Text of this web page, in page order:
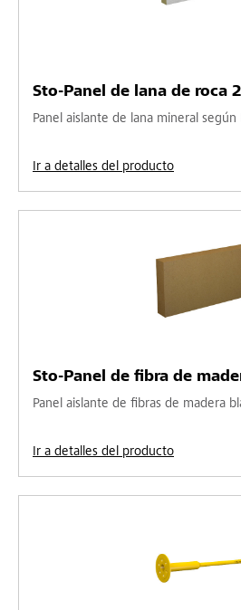
Sto-Panel de lana de roca
Panel aislante de lana mineral según
Ir a detalles del producto
Sto-Panel de fibra de
Panel aislante de fibras de madera
Ir a detalles del producto